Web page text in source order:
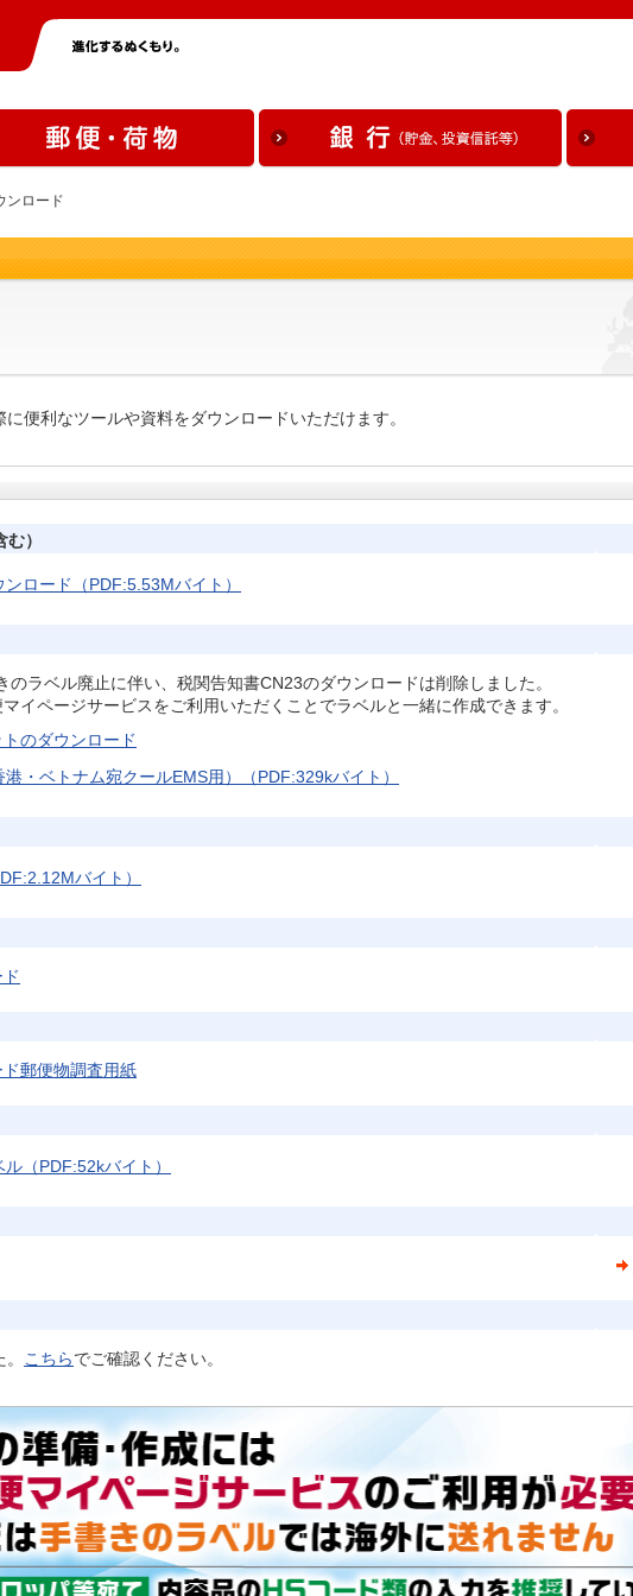
ンロード
便利なツールや資料をダウンロードいただけます。
）
ロード（PDF:5.53Mバイト）
のラベル廃止に伴い、税関告知書CN23のダウンロードは削除しました。
イページサービスをご利用いただくことでラベルと一緒に作成できます。
のダウンロード
・ベトナム宛クールEMS用）（PDF:329kバイト）
バイト）
郵便物調査用紙
（PDF:52kバイト）
こちらでご確認ください。